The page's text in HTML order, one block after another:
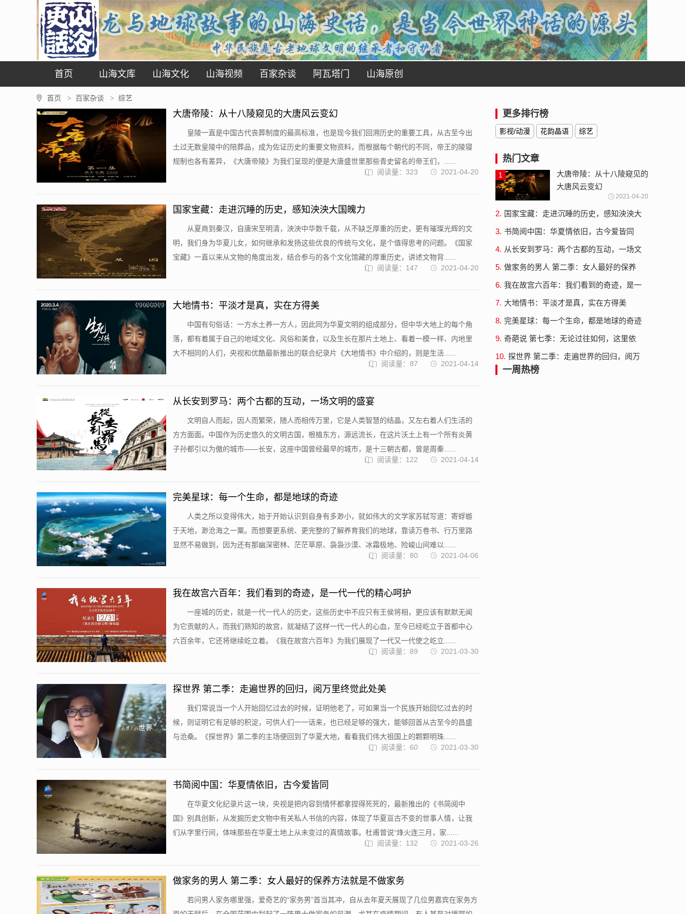
首页 山海文库 山海文化 山海视频 百家杂谈 阿瓦塔门 山海原创
首页 > 百家杂谈 > 综艺
大唐帝陵：从十八陵窥见的大唐风云变幻
皇陵一直是中国古代丧葬制度的最高标准，也是现今我们回溯历史的重要工具，从古至今出
土过无数皇陵中的陪葬品，成为佐证历史的重要文物资料，而根据每个朝代的不同，帝王的陵寝
规制也各有差异，《大唐帝陵》为我们呈现的便是大唐盛世里那些青史留名的帝王们，......
2021-04-20
阅读量：323
国家宝藏：走进沉睡的历史，感知泱泱大国魄力
从夏商到秦汉，自唐宋至明清，泱泱中华数千载，从不缺乏厚重的历史，更有璀璨光辉的文
明，我们身为华夏儿女，如何继承和发扬这些优良的传统与文化，是个值得思考的问题。《国家
宝藏》一直以来从文物的角度出发，结合参与的各个文化馆藏的厚重历史，讲述文物背......
2021-04-20
阅读量：147
大地情书：平淡才是真，实在方得美
中国有句俗话：一方水土养一方人，因此同为华夏文明的组成部分，但中华大地上的每个角
落，都有着属于自己的地域文化、风俗和美食，以及生长在那片土地上、看着一模一样、内地里
大不相同的人们，央视和优酷最新推出的联合纪录片《大地情书》中介绍的，则是生活......
2021-04-14
阅读量：87
从长安到罗马：两个古都的互动，一场文明的盛宴
文明自人而起，因人而繁荣，随人而相传万里，它是人类智慧的结晶，又左右着人们生活的
方方面面。中国作为历史悠久的文明古国，根植东方，源远流长，在这片沃土上有一个所有炎黄
子孙都引以为傲的城市——长安，这座中国曾经最早的城市，是十三朝古都，曾是周秦......
2021-04-14
阅读量：122
完美星球：每一个生命，都是地球的奇迹
人类之所以变得伟大，始于开始认识到自身有多渺小，就如伟大的文学家苏轼写道：寄蜉蝣
于天地，渺沧海之一粟。而想要更系统、更完整的了解养育我们的地球，靠读万卷书、行万里路
显然不易做到，因为还有那幽深密林、茫茫草原、袅袅沙漠、冰霜极地、险峻山间难以......
2021-04-06
阅读量：80
我在故宫六百年：我们看到的奇迹，是一代一代的精心呵护
一座城的历史，就是一代一代人的历史，这些历史中不应只有王侯将相，更应该有默默无闻
为它贡献的人，而我们熟知的故宫，就凝结了这样一代一代人的心血，至今已经屹立于首都中心
六百余年，它还将继续屹立着。《我在故宫六百年》为我们展现了一代又一代使之屹立......
2021-03-30
阅读量：89
探世界 第二季：走遍世界的回归，阅万里终觉此处美
我们常说当一个人开始回忆过去的时候，证明他老了，可如果当一个民族开始回忆过去的时
候，则证明它有足够的积淀，可供人们一一话来，也已经足够的强大，能够回首从古至今的昌盛
与沧桑。《探世界》第二季的主场便回到了华夏大地，看看我们伟大祖国上的颗颗明珠......
2021-03-30
阅读量：60
书简阅中国：华夏情依旧，古今爱皆同
在华夏文化纪录片这一块，央视是把内容到情怀都拿捏得死死的，最新推出的《书简阅中
国》别具创新，从发掘历史文物中有关私人书信的内容，体现了华夏亘古不变的世事人情，让我
们从字里行间，体味那些在华夏土地上从未变过的真情故事。杜甫曾说“烽火连三月，家......
2021-03-26
阅读量：132
做家务的男人 第二季：女人最好的保养方法就是不做家务
若问男人家务哪里强，爱奇艺的“家务男”首当其冲，自从去年夏天展现了几位男嘉宾在家务方
更多排行榜
影视/动漫 花韵晶语 综艺
热门文章
1
大唐帝陵：从十八陵窥见的
大唐风云变幻
2021-04-20
2. 国家宝藏：走进沉睡的历史，感知泱泱大
3. 书简阅中国：华夏情依旧，古今爱皆同
4. 从长安到罗马：两个古都的互动，一场文
5. 做家务的男人 第二季：女人最好的保养
6. 我在故宫六百年：我们看到的奇迹，是一
7. 大地情书：平淡才是真，实在方得美
8. 完美星球：每一个生命，都是地球的奇迹
9. 奇葩说 第七季：无论过往如何，这里依
10. 探世界 第二季：走遍世界的回归，阅万
里终觉此处美
一周热榜